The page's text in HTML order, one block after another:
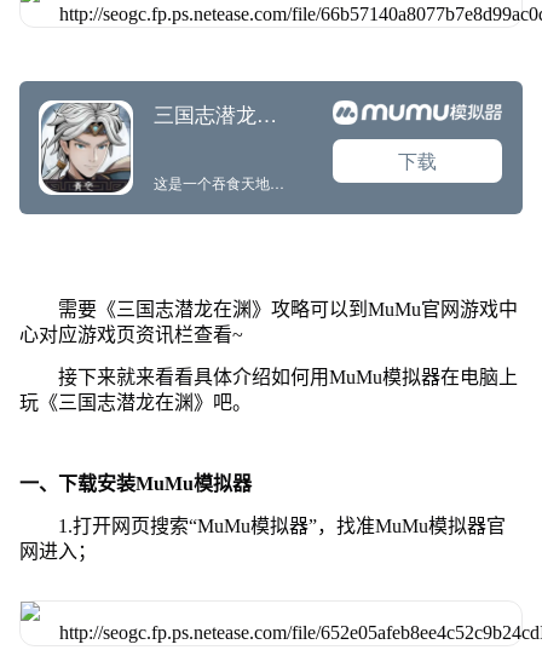
需要《三国志潜龙在渊》攻略可以到MuMu官网游戏中
心对应游戏页资讯栏查看~
接下来就来看看具体介绍如何用MuMu模拟器在电脑上
玩《三国志潜龙在渊》吧。
一、下载安装MuMu模拟器
1.打开网页搜索“MuMu模拟器”，找准MuMu模拟器官
网进入；